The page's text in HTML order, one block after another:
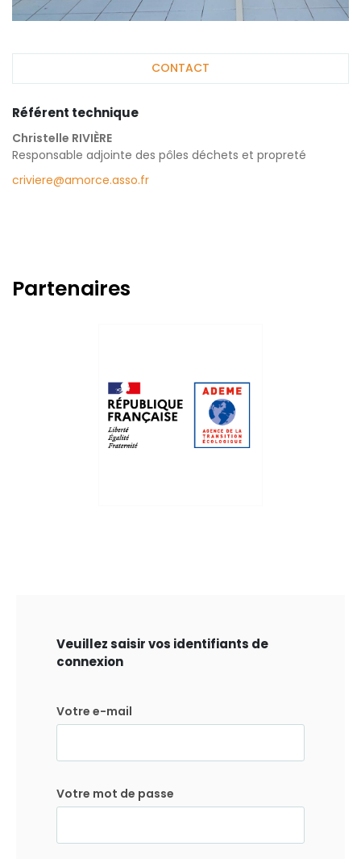
CONTACT
Référent technique
Christelle RIVIÈRE
Responsable adjointe des pôles déchets et propreté
criviere@amorce.asso.fr
Partenaires
Veuillez saisir vos identifiants de
connexion
Votre e-mail
Votre mot de passe